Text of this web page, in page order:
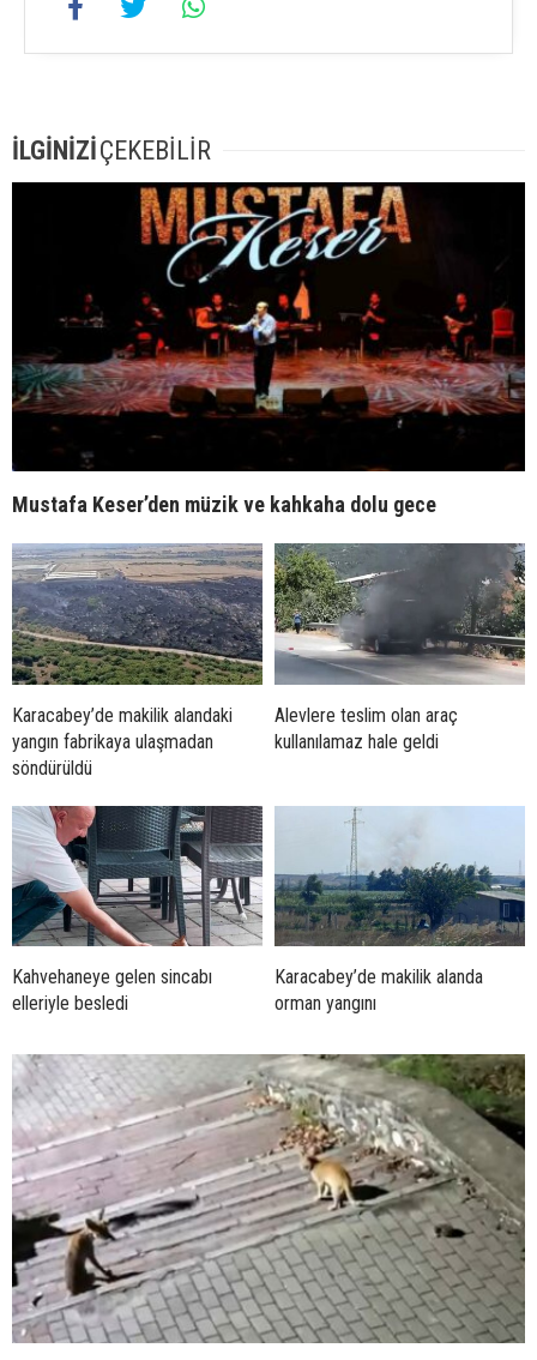
İLGİNİZİÇEKEBİLİR
Mustafa Keser’den müzik ve kahkaha dolu gece
Karacabey’de makilik alandaki
yangın fabrikaya ulaşmadan
söndürüldü
Alevlere teslim olan araç
kullanılamaz hale geldi
Kahvehaneye gelen sincabı
elleriyle besledi
Karacabey’de makilik alanda
orman yangını